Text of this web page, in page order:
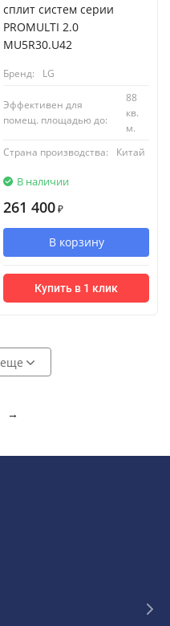
сплит систем серии
PROMULTI 2.0
MU5R30.U42
Бренд: LG
Эффективен для
помещ. площадью до:
88
кв.
м.
Страна производства:
Китай
В наличии
261 400 ₽
В корзину
Купить в 1 клик
еще
→